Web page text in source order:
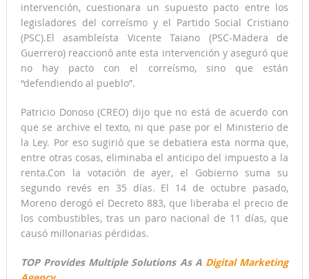
intervención, cuestionara un supuesto pacto entre los
legisladores del correísmo y el Partido Social Cristiano
(PSC).El asambleísta Vicente Taiano (PSC-Madera de
Guerrero) reaccionó ante esta intervención y aseguró que
no hay pacto con el correísmo, sino que están
“defendiendo al pueblo”.
Patricio Donoso (CREO) dijo que no está de acuerdo con
que se archive el texto, ni que pase por el Ministerio de
la Ley. Por eso sugirió que se debatiera esta norma que,
entre otras cosas, eliminaba el anticipo del impuesto a la
renta.Con la votación de ayer, el Gobierno suma su
segundo revés en 35 días. El 14 de octubre pasado,
Moreno derogó el Decreto 883, que liberaba el precio de
los combustibles, tras un paro nacional de 11 días, que
causó millonarias pérdidas.
TOP Provides Multiple Solutions As A Digital Marketing